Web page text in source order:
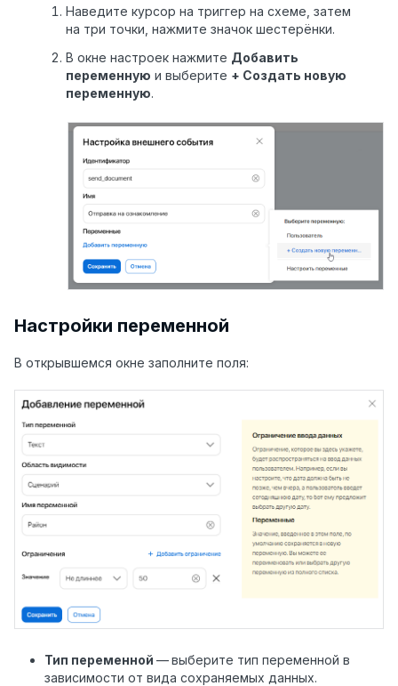
Наведите курсор на триггер на схеме, затем
на три точки, нажмите значок шестерёнки.
В окне настроек нажмите Добавить
переменную и выберите + Создать новую
переменную.
Настройки переменной
В открывшемся окне заполните поля:
Тип переменной —выберите тип переменной в
зависимости от вида сохраняемых данных.